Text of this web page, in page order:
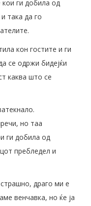
кои ги добила од
така да го
кон гостите и ги
се одржи бидејќи
каква што се
но таа
ги добила од
пребледел и
драго ми е
венчавка, но ќе ја